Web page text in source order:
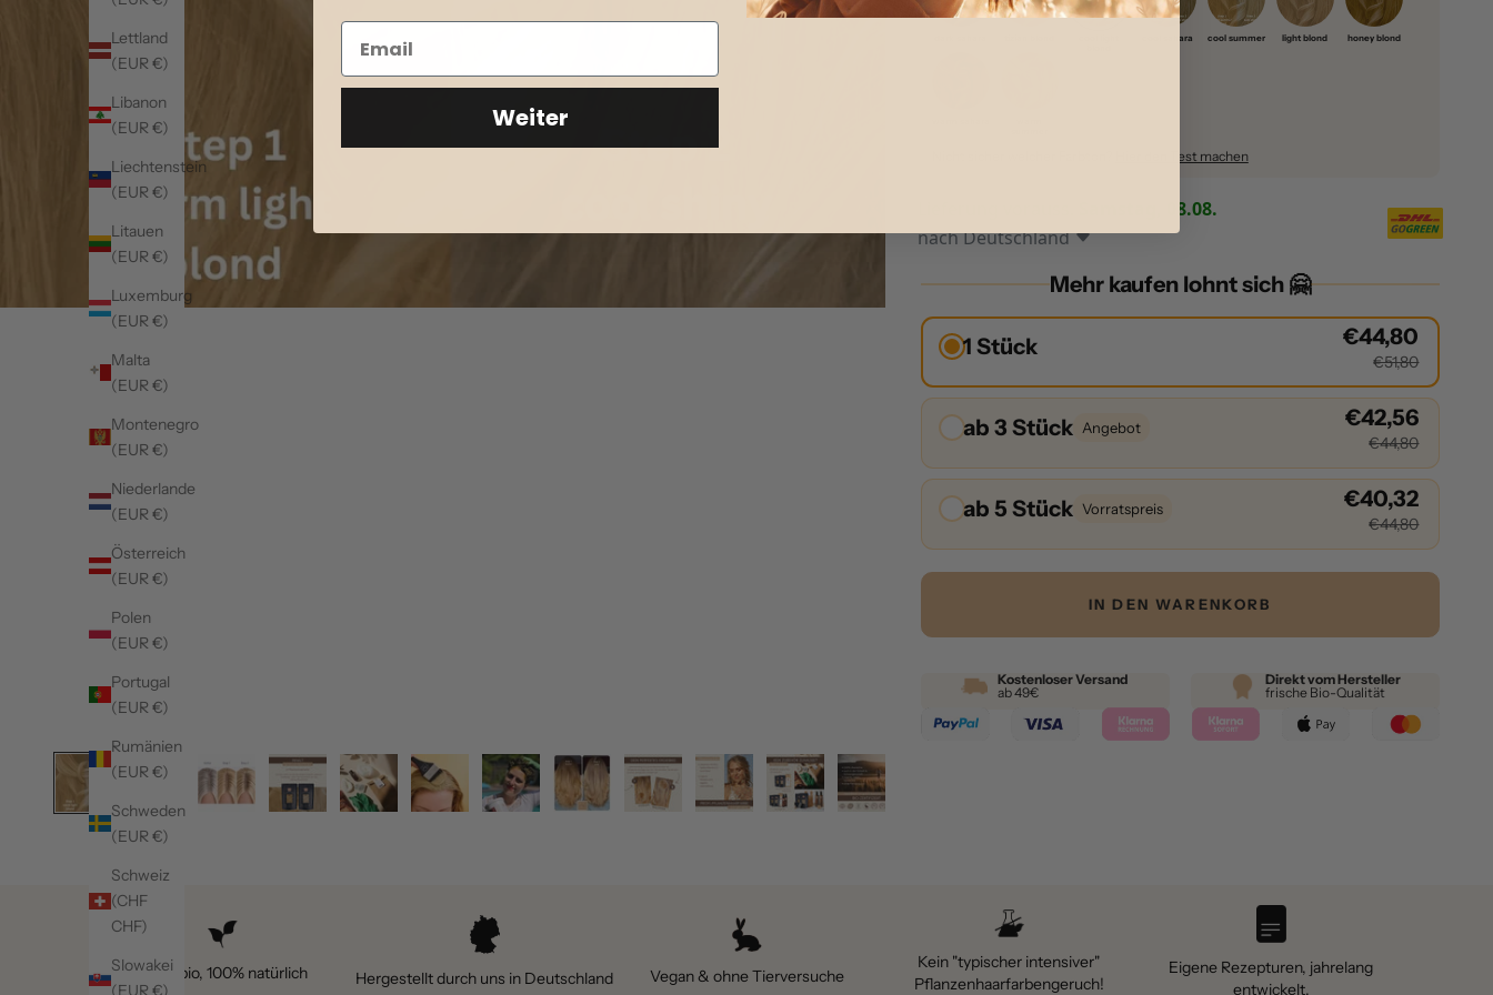
Lettland
(EUR €)
Libanon
(EUR €)
Liechtenstein
(EUR €)
Litauen
(EUR €)
Luxemburg
(EUR €)
Malta
(EUR €)
Montenegro
(EUR €)
Niederlande
(EUR €)
Österreich
(EUR €)
Polen
(EUR €)
Portugal
(EUR €)
Rumänien
(EUR €)
Schweden
(EUR €)
Schweiz
(CHF
CHF)
Slowakei
(EUR €)
cool sahara cool summer light blond honey blond
Hier den Test machen
Samstag, 08.08.
nachDeutschland
Mehr kaufen lohnt sich 🤗
1 Stück €44,80
€51,80
ab 3 Stück Angebot €42,56
€44,80
ab 5 Stück Vorratspreis €40,32
€44,80
IN DEN WARENKORB
Kostenloser Versand
ab 49€
Direkt vom Hersteller
frische Bio-Qualität
100% bio, 100% natürlich Hergestellt durch uns in Deutschland Vegan & ohne Tierversuche
Kein "typischer intensiver"
Pflanzenhaarfarbengeruch!
Eigene Rezepturen, jahrelang
entwickelt.
Weiter